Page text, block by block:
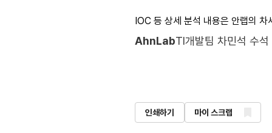
IOC 등 상세 분석 내용은 안랩의
AhnLabTI개발팀 차민석 수석
인쇄하기 마이 스크랩